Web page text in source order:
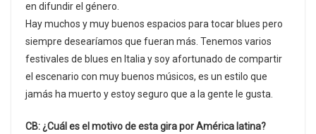
en difundir el género.
Hay muchos y muy buenos espacios para tocar blues pero
siempre desearíamos que fueran más. Tenemos varios
festivales de blues en Italia y soy afortunado de compartir
el escenario con muy buenos músicos, es un estilo que
jamás ha muerto y estoy seguro que a la gente le gusta.
CB: ¿Cuál es el motivo de esta gira por América latina?